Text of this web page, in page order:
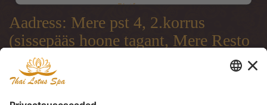
Platform
Aadress: Mere pst 4, 2.korrus
(sissepääs hoone tagant, Mere Resto
terrassi läbi)
Address: Mere pst 4, 2.floor